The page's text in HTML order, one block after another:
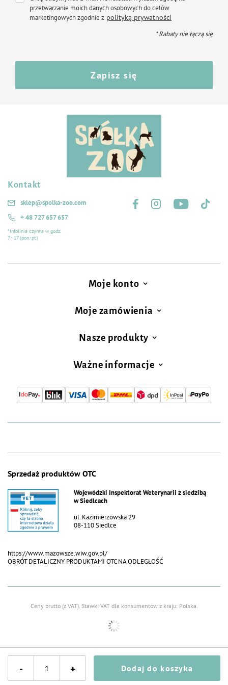
- + Dodaj do koszyka
przetwarzanie moich danych osobowych do celów
marketingowych zgodnie z polityką prywatności
* Rabaty nie łączą się
Zapisz się
Kontakt
sklep@spolka-zoo.com
+ 48 727 657 657
*Infolinia czynna w godz.
7 - 17 (pon.-pt.)
Moje konto
Moje zamówienia
Nasze produkty
Ważne informacje
Sprzedaż produktów OTC
Wojewódzki Inspektorat Weterynarii z siedzibą
w Siedlcach
ul. Kazimierzowska 29
08-110 Siedlce
https://www.mazowsze.wiw.gov.pl/
OBRÓT DETALICZNY PRODUKTAMI OTC NA ODLEGŁOŚĆ
Ceny brutto (z VAT). Stawki VAT dla konsumentów z kraju: Polska